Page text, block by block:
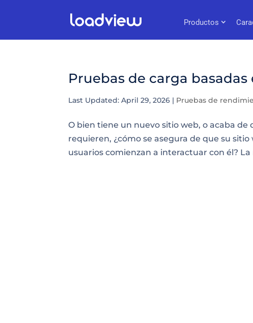
Productos
Pruebas de carga
Last Updated: April 29, 2026 | Pruebas de
O bien tiene un nuevo sitio web, o acaba
requieren, ¿cómo se asegura de que su
usuarios comienzan a interactuar con él?